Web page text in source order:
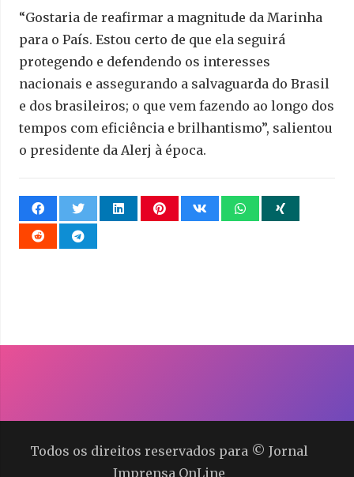
“Gostaria de reafirmar a magnitude da Marinha
para o País. Estou certo de que ela seguirá
protegendo e defendendo os interesses
nacionais e assegurando a salvaguarda do Brasil
e dos brasileiros; o que vem fazendo ao longo dos
tempos com eficiência e brilhantismo”, salientou
o presidente da Alerj à época.
Todos os direitos reservados para © Jornal
Imprensa OnLine